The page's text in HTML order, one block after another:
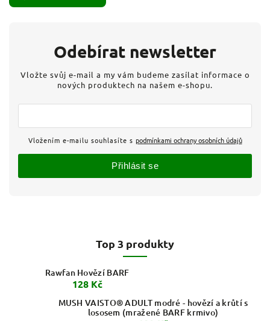
Top 3 produkty
Rawfan Hovězí BARF
128 Kč
MUSH VAISTO® ADULT modré - hovězí a krůtí s
lososem (mražené BARF krmivo)
Odebírat newsletter
Vložte svůj e-mail a my vám budeme zasílat informace o
nových produktech na našem e-shopu.
Vložením e-mailu souhlasíte s podmínkami ochrany osobních údajů
Přihlásit se